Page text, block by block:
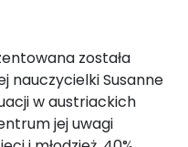
została
nauczycielki Susanne
w austriackich
jej uwagi